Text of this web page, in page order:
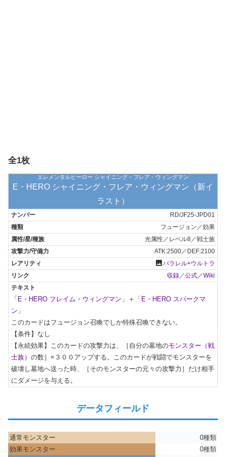
全1枚
エレメンタルヒーロー シャイニング・フレア・ウィングマン
E・HERO シャイニング・フレア・ウィングマン（新イ
ラスト）
RD/JF25-JPD01
フュージョン／効果
光属性／レベル8／戦士族
ATK:2500／DEF:2100
photoパラレル+ウルトラ
収録 ／公式 ／Wiki
「 E・HERO フレイム・ウィングマン 」＋「 E・HERO スパークマ
ン 」
このカードはフュージョン召喚でしか特殊召喚できない。
【条件】なし
【永続効果】このカードの攻撃力は、［自分の墓地のモンスター（戦
士族） の数］×３００アップする。このカードが戦闘でモンスターを
破壊し墓地へ送った時、［そのモンスターの元々の攻撃力］だけ相手
にダメージを与える。
データフィールド
通常モンスター
0種類
効果モンスター
0種類